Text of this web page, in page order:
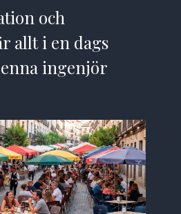
och
allt i en dags
ingenjör